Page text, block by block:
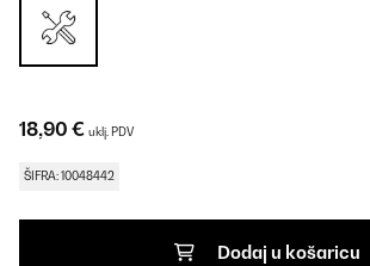
18,90 € uklj. PDV
ŠIFRA: 10048442
Dodaj u košaricu